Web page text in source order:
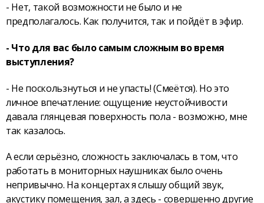
- Нет, такой возможности не было и не
предполагалось. Как получится, так и пойдёт в эфир.
- Что для вас было самым сложным во время
выступления?
- Не поскользнуться и не упасть! (Смеётся). Но это
личное впечатление: ощущение неустойчивости
давала глянцевая поверхность пола - возможно, мне
так казалось.
А если серьёзно, сложность заключалась в том, что
работать в мониторных наушниках было очень
непривычно. На концертах я слышу общий звук,
акустику помещения, зал, а здесь - совершенно другие